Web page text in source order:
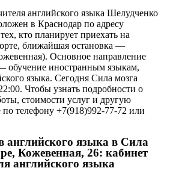
английского языка Шелудченко
в Краснодар по адресу
кто планирует приехать на
ближайшая остановка —
Основное направление
обучение иностранным языкам,
языка. Сегодня Сила мозга
Чтобы узнать подробности о
стоимости услуг и другую
телефону +7(918)992-77-72 или
английского языка в Сила
Кожевенная, 26: кабинет
английского языка